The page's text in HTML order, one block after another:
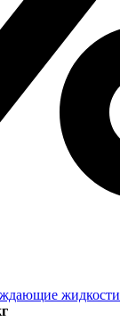
жидкости